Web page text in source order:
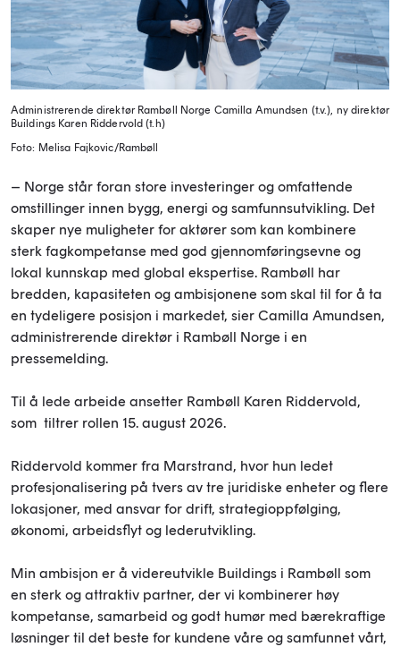
Administrerende direktør Rambøll Norge Camilla Amundsen (t.v.), ny direktør
Buildings Karen Riddervold (t.h)
Foto: Melisa Fajkovic/Rambøll
– Norge står foran store investeringer og omfattende
omstillinger innen bygg, energi og samfunnsutvikling. Det
skaper nye muligheter for aktører som kan kombinere
sterk fagkompetanse med god gjennomføringsevne og
lokal kunnskap med global ekspertise. Rambøll har
bredden, kapasiteten og ambisjonene som skal til for å ta
en tydeligere posisjon i markedet, sier Camilla Amundsen,
administrerende direktør i Rambøll Norge i en
pressemelding.
Til å lede arbeide ansetter Rambøll Karen Riddervold,
som tiltrer rollen 15. august 2026.
Riddervold kommer fra Marstrand, hvor hun ledet
profesjonalisering på tvers av tre juridiske enheter og flere
lokasjoner, med ansvar for drift, strategioppfølging,
økonomi, arbeidsflyt og lederutvikling.
Min ambisjon er å videreutvikle Buildings i Rambøll som
en sterk og attraktiv partner, der vi kombinerer høy
kompetanse, samarbeid og godt humør med bærekraftige
løsninger til det beste for kundene våre og samfunnet vårt,